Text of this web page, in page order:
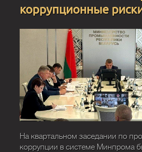
коррупционные
На квартальном заседании по
коррупции в системе Минпрома